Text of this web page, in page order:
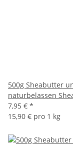
500g Sheabutter
naturbelassen
7,95 € *
15,90 € pro 1 kg